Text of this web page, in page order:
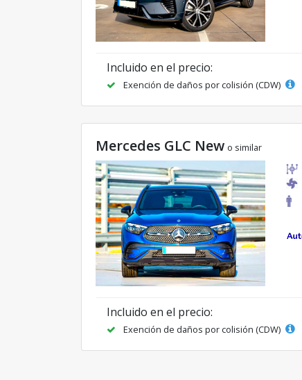
Incluido en el precio:
Exención de daños por colisión (CDW)
Mercedes GLC New o similar
Incluido en el precio:
Exención de daños por colisión (CDW)